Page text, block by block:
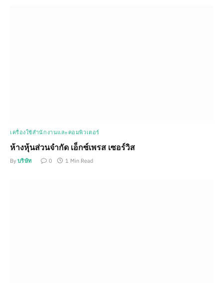
เครื่องใช้สำนักงานและคอมพิวเตอร์
ห้างหุ้นส่วนจำกัด เอ็กซ์เพรส เซอร์วิส
By บริษัท 0 1 Min Read